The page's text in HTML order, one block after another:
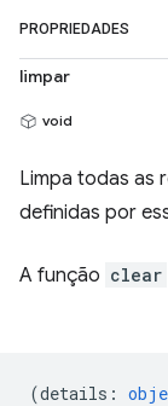
PROPRIEDADES
limpar
void
Limpa todas as
definidas por
A função clear
(details :